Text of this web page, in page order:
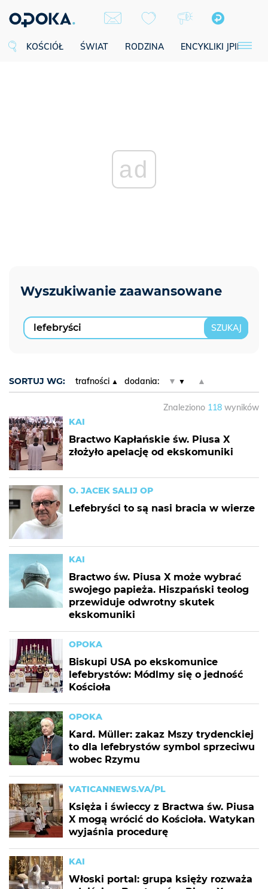
KOŚCIÓŁ ŚWIAT RODZINA ENCYKLIKI JPII
ad
SORTUJ WG: trafności dodania: ▼ ▲
Znaleziono 118 wyników
KAI
Bractwo Kapłańskie św. Piusa X
złożyło apelację od ekskomuniki
O. JACEK SALIJ OP
Lefebryści to są nasi bracia w wierze
KAI
Bractwo św. Piusa X może wybrać
swojego papieża. Hiszpański teolog
przewiduje odwrotny skutek
ekskomuniki
OPOKA
Biskupi USA po ekskomunice
lefebrystów: Módlmy się o jedność
Kościoła
OPOKA
Kard. Müller: zakaz Mszy trydenckiej
to dla lefebrystów symbol sprzeciwu
wobec Rzymu
VATICANNEWS.VA/PL
Księża i świeccy z Bractwa św. Piusa
X mogą wrócić do Kościoła. Watykan
wyjaśnia procedurę
KAI
Włoski portal: grupa księży rozważa